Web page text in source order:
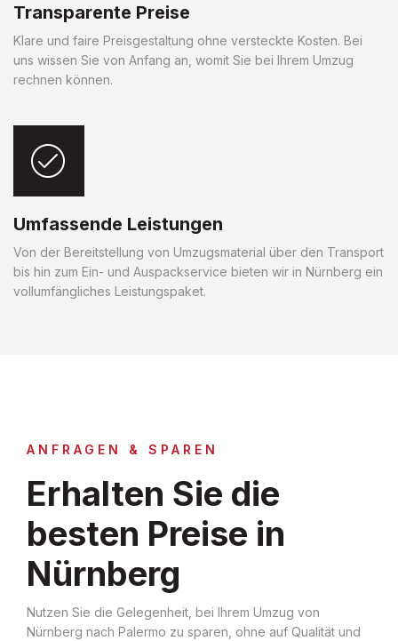
Transparente Preise
Klare und faire Preisgestaltung ohne versteckte Kosten. Bei
uns wissen Sie von Anfang an, womit Sie bei Ihrem Umzug
rechnen können.
Umfassende Leistungen
Von der Bereitstellung von Umzugsmaterial über den Transport
bis hin zum Ein- und Auspackservice bieten wir in Nürnberg ein
vollumfängliches Leistungspaket.
ANFRAGEN & SPAREN
Erhalten Sie die
besten Preise in
Nürnberg
Nutzen Sie die Gelegenheit, bei Ihrem Umzug von
Nürnberg nach Palermo zu sparen, ohne auf Qualität und